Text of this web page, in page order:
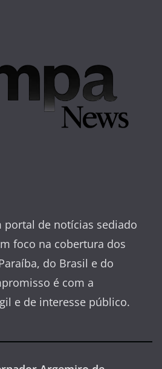
portal de notícias sediado
foco na cobertura dos
do Brasil e do
é com a
e de interesse público.